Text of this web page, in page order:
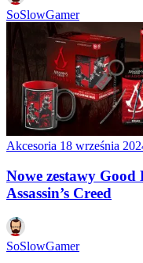
SoSlowGamer
Akcesoria 18 września
Nowe zestawy
Assassin’s Creed
SoSlowGamer